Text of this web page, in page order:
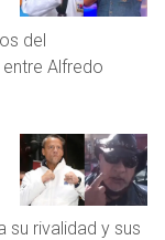
del
Alfredo
su rivalidad y sus